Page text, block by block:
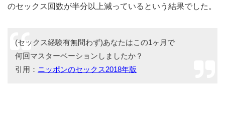
のセックス回数が半分以上減っているという結果でした。
(セックス経験有無問わず)あなたはこの1ヶ月で
何回マスターベーションしましたか？
引用： ニッポンのセックス2018年版